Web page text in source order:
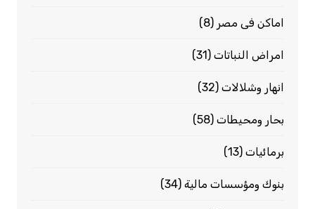
اماكن فى مصر (8)
امراض النباتات(31)
انهار وشلالات(32)
بحار ومحيطات(58)
برمائيات(13)
بنوك ومؤسسات مالية(34)